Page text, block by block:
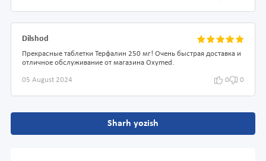
Dilshod
Прекрасные таблетки Терфалин 250 мг! Очень быстрая доставка и
отличное обслуживание от магазина Oxymed.
05 August 2024 0 0
Sharh yozish